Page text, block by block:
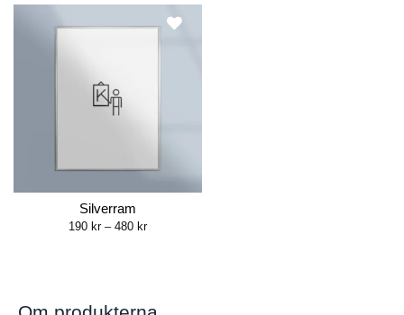
480 kr
Silverram
190 kr – 480 krPrice